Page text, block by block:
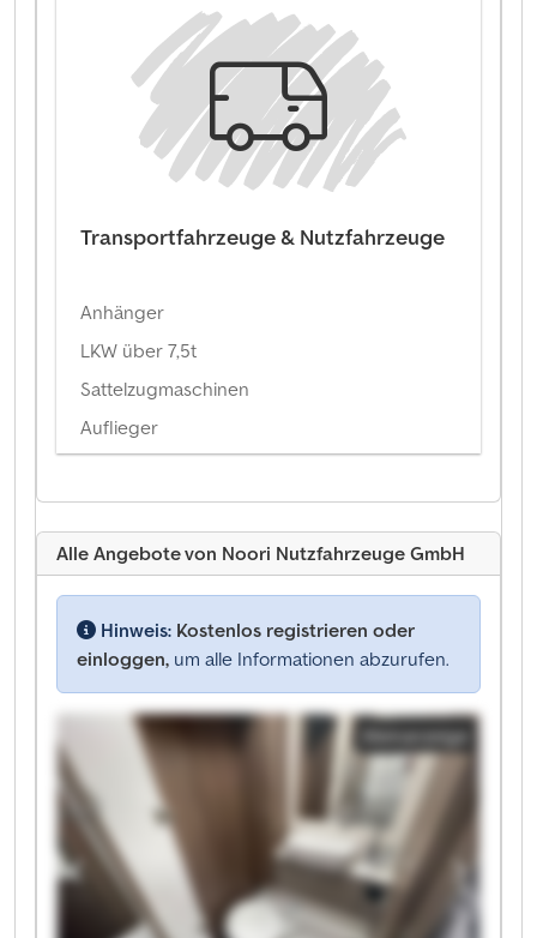
Transportfahrzeuge & Nutzfahrzeuge
Anhänger
LKW über 7,5t
Sattelzugmaschinen
Auflieger
Alle Angebote von Noori Nutzfahrzeuge GmbH
Hinweis: Kostenlos registrieren oder
einloggen, um alle Informationen abzurufen.
Kleinanzeige